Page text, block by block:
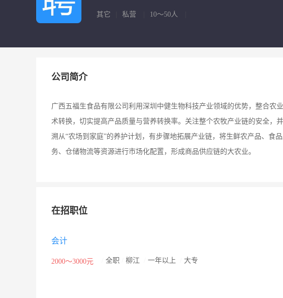
其它 私营 10～50人
公司简介
广西五福生食品有限公司利用深圳中健生物科技产业领域的优势，整合农
术转换，切实提高产品质量与营养转换率。关注整个农牧产业链的安全，
溯从“农场到家庭”的养护计划，有步骤地拓展产业链，将生鲜农产品、食
务、仓储物流等资源进行市场化配置，形成商品供应链的大农业。
在招职位
会计
2000～3000元 全职 柳江 一年以上 大专